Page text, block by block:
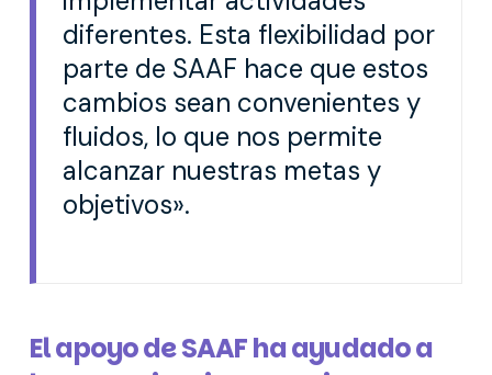
diferentes. Esta flexibilidad por
parte de SAAF hace que estos
cambios sean convenientes y
fluidos, lo que nos permite
alcanzar nuestras metas y
objetivos».
El apoyo de SAAF ha ayudado a